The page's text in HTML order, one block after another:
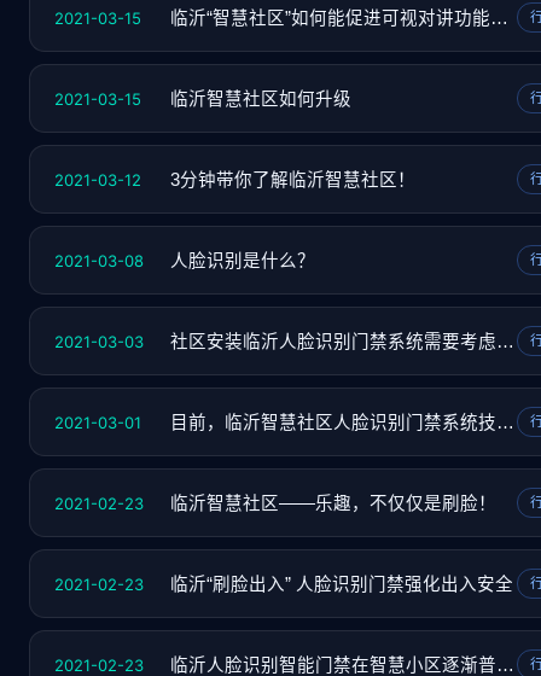
2021-03-15 临沂“智慧社区”如何能促进可视对讲功能延伸
2021-03-15 临沂智慧社区如何升级
2021-03-12 3分钟带你了解临沂智慧社区！
2021-03-08 人脸识别是什么？
2021-03-03 社区安装临沂人脸识别门禁系统需要考虑哪些要
2021-03-01 目前，临沂智慧社区人脸识别门禁系统技术该如
2021-02-23 临沂智慧社区——乐趣，不仅仅是刷脸！
2021-02-23 临沂“刷脸出入” 人脸识别门禁强化出入安全
2021-02-23 临沂人脸识别智能门禁在智慧小区逐渐普及落地